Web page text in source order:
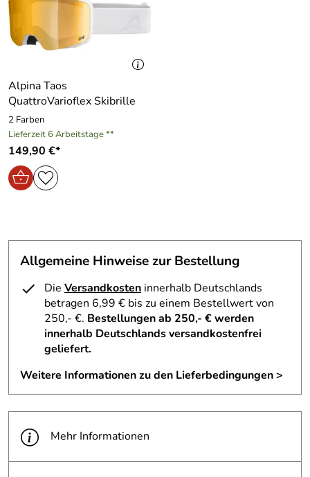
Alpina Taos
QuattroVarioflex Skibrille
2 Farben
Lieferzeit 6 Arbeitstage **
149,90 €*
Allgemeine Hinweise zur Bestellung
Die Versandkosten innerhalb Deutschlands
betragen 6,99 € bis zu einem Bestellwert von
250,- €. Bestellungen ab 250,- € werden
innerhalb Deutschlands versandkostenfrei
geliefert.
Weitere Informationen zu den Lieferbedingungen >
Mehr Informationen